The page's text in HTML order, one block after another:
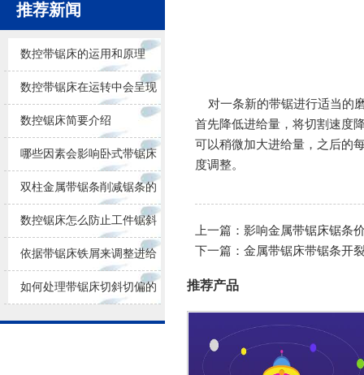
推荐新闻
数控带锯床的运用和原理
数控带锯床在运转中会呈现
的问题
数控锯床简要介绍
哪些因素会影响卧式带锯床
锯削的效果
双柱金属带锯条削减锯条的
损耗
数控锯床怎么防止工件锯斜
依据带锯床铁屑来调整进给
量大小
如何处理带锯床切斜切偏的
问题？
对一条新的带锯进行适当的
首先降低进给量，将切割速度
可以稍微加大进给量，之后的
度调整。
上一篇： 影响金属带锯床锯条
下一篇： 金属带锯床带锯条开
推荐产品